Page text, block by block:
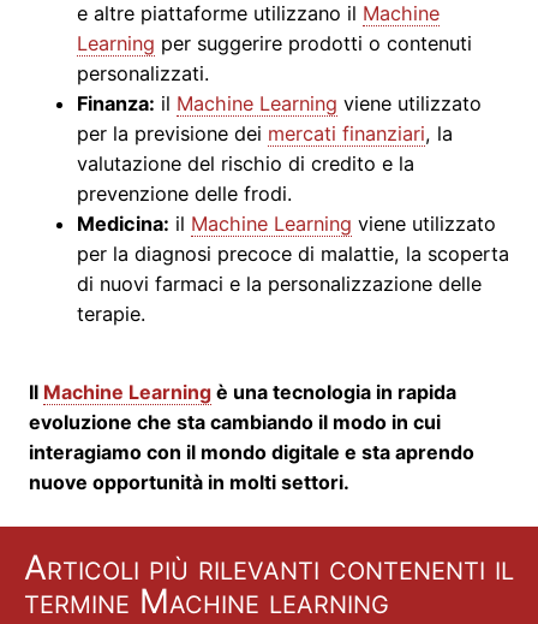
e altre piattaforme utilizzano il Machine
Learning per suggerire prodotti o contenuti
personalizzati.
Finanza: il Machine Learning viene utilizzato
per la previsione dei mercati finanziari, la
valutazione del rischio di credito e la
prevenzione delle frodi.
Medicina: il Machine Learning viene utilizzato
per la diagnosi precoce di malattie, la scoperta
di nuovi farmaci e la personalizzazione delle
terapie.
Il Machine Learning è una tecnologia in rapida
evoluzione che sta cambiando il modo in cui
interagiamo con il mondo digitale e sta aprendo
nuove opportunità in molti settori.
Articoli più rilevanti contenenti il
termine Machine learning